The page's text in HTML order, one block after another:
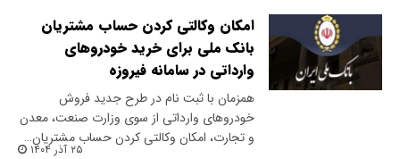
امکان وکالتی کردن حساب مشتریان
بانک ملی برای خرید خودروهای
وارداتی در سامانه فیروزه
همزمان با ثبت نام در طرح جدید فروش
خودروهای وارداتی از سوی وزارت صنعت، معدن
و تجارت، امکان وکالتی‌ کردن حساب مشتریان…
۲۵ آذر ۱۴۰۴